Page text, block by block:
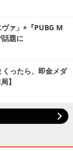
ァ」×『PUBG M
題に
ったら、即金メダ
】